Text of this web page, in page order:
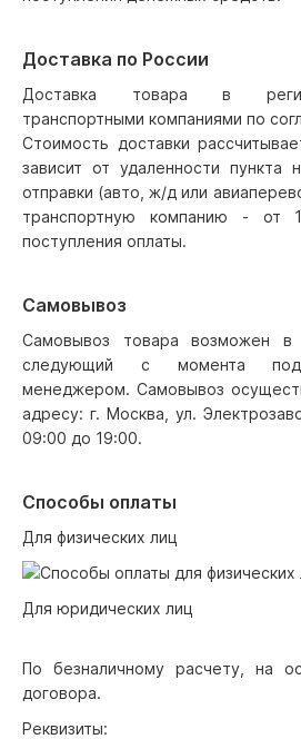
Доставка по России
Доставка товара в
транспортными компаниями по
Стоимость доставки
зависит от удаленности пункта
отправки (авто, ж/д или
транспортную компанию - от
поступления оплаты.
Самовывоз
Самовывоз товара возможен в
следующий с момента
менеджером. Самовывоз
адресу: г. Москва, ул.
09:00 до 19:00.
Способы оплаты
Для физических лиц
Для юридических лиц
По безналичному расчету, на
договора.
Реквизиты: